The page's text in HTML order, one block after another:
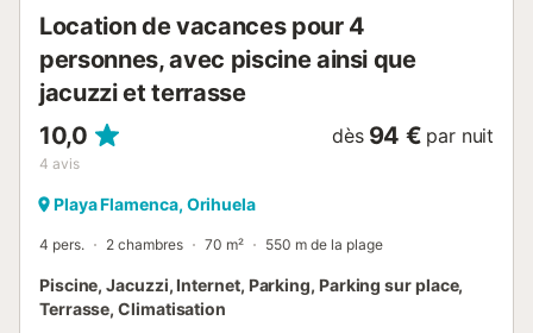
Location de vacances pour 4
personnes, avec piscine ainsi que
jacuzzi et terrasse
10,0
4 avis
dès 94 € par nuit
Playa Flamenca, Orihuela
4 pers. 2 chambres 70 m² 550 m de la plage
Piscine, Jacuzzi, Internet, Parking, Parking sur place,
Terrasse, Climatisation